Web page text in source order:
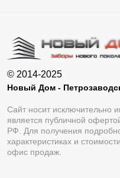
© 2014-2025
Новый Дом -
Сайт носит исключительно
является публичной
РФ. Для получения
характеристиках и
офис продаж.